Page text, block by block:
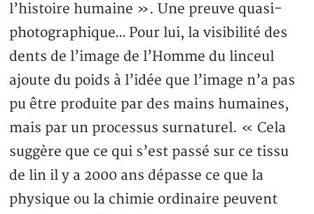
l’histoire humaine ». Une preuve quasi-
photographique… Pour lui, la visibilité des
dents de l’image de l’Homme du linceul
ajoute du poids à l’idée que l’image n’a pas
pu être produite par des mains humaines,
mais par un processus surnaturel. « Cela
suggère que ce qui s’est passé sur ce tissu
de lin il y a 2000 ans dépasse ce que la
physique ou la chimie ordinaire peuvent